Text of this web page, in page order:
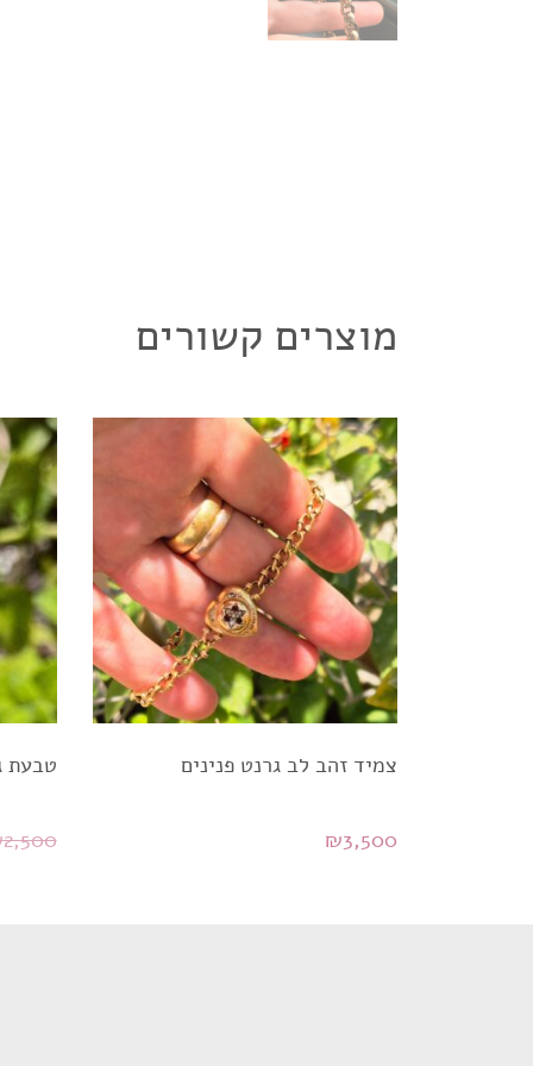
מוצרים קשורים
צמיד זהב לב גרנט פנינים
₪3,500
טבעת
2,500